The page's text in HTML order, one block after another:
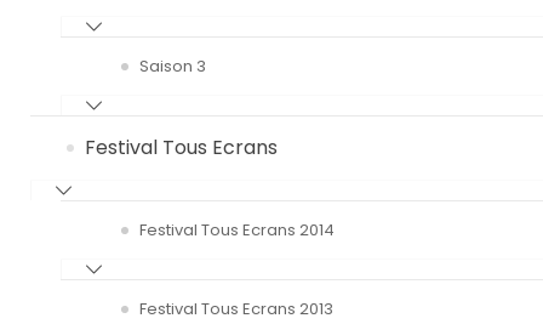
Saison 3
Festival Tous Ecrans
Festival Tous Ecrans 2014
Festival Tous Ecrans 2013